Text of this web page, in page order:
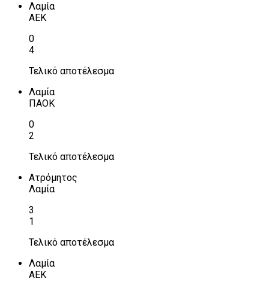
Λαμία
ΑΕΚ
0
4
Τελικό αποτέλεσμα
Λαμία
ΠΑΟΚ
0
2
Τελικό αποτέλεσμα
Ατρόμητος
Λαμία
3
1
Τελικό αποτέλεσμα
Λαμία
ΑΕΚ